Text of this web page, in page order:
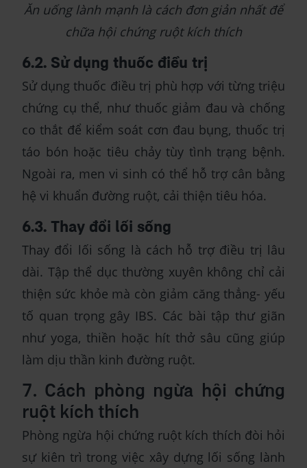
Ăn uống lành mạnh là cách đơn giản nhất để
chữa hội chứng ruột kích thích
6.2. Sử dụng thuốc điều trị
Sử dụng thuốc điều trị phù hợp với từng triệu
chứng cụ thể, như thuốc giảm đau và chống
co thắt để kiểm soát cơn đau bụng, thuốc trị
táo bón hoặc tiêu chảy tùy tình trạng bệnh.
Ngoài ra, men vi sinh có thể hỗ trợ cân bằng
hệ vi khuẩn đường ruột, cải thiện tiêu hóa.
6.3. Thay đổi lối sống
Thay đổi lối sống là cách hỗ trợ điều trị lâu
dài. Tập thể dục thường xuyên không chỉ cải
thiện sức khỏe mà còn giảm căng thẳng- yếu
tố quan trọng gây IBS. Các bài tập thư giãn
như yoga, thiền hoặc hít thở sâu cũng giúp
làm dịu thần kinh đường ruột.
7. Cách phòng ngừa hội chứng
ruột kích thích
Phòng ngừa hội chứng ruột kích thích đòi hỏi
sự kiên trì trong việc xây dựng lối sống lành